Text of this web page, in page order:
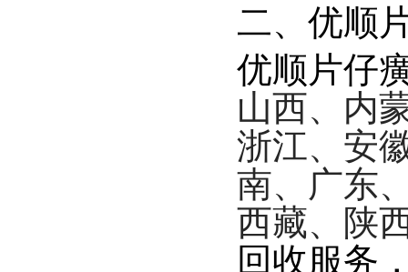
二、 优顺
优顺片仔
山西、内
浙江、安
南、广东
西藏、陕
回收服务